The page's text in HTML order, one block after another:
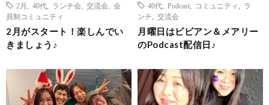
2月
40代 ランチ会 交流会
会
員制コミュニティ
2月がスタート！楽しんでい
きましょう♪
40代
Podcast コミュニティ
ラ
ンチ
交流会
月曜日はビビアン＆メアリー
のPodcast配信日♪